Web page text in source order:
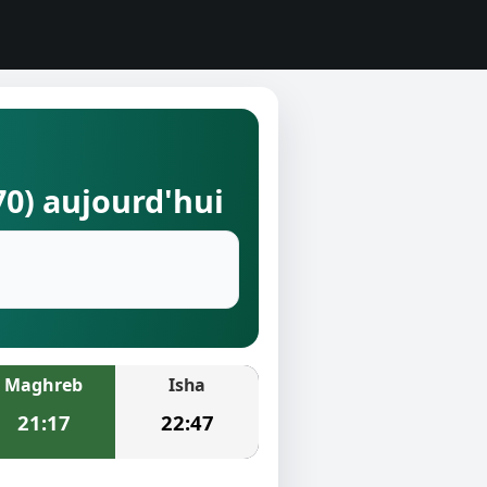
aujourd'hui
Maghreb
21:17
Isha
22:47